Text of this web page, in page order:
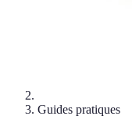
Guides pratiques